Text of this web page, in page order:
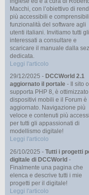
Macchi, con l’obiettivo di
più accessibili e
funzionalità del software agli
utenti italiani. Invitiamo tutti gli
interessati a consultare e
scaricare il manuale dalla
dedicata.
Leggi l'articolo
29/12/2025 - DCCWorld 2.1
aggiornato il portale - Il sito
supporta PHP 8, è
dispositivi mobili e il Forum è
aggiornato. Navigazione più
veloce e contenuti più
per tutti gli appassionati di
modellismo digitale!
Leggi l'articolo
26/10/2025 - Tutti i progetti
digitale di DCCWorld -
Finalmente una pagina che
elenca e descrive tutti i mie
progetti per il digitale!
Leggi l'articolo